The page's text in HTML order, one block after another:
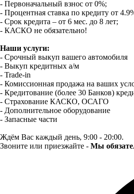
- Первоначальный взнос от 0%;
- Процентная ставка по кредиту от
- Срок кредита – от 6 мес. до 8 лет;
- КАСКО не обязательно!
Наши услуги:
- Срочный выкуп вашего автомобиля
- Выкуп кредитных а/м
- Trade-in
- Комиссионная продажа на ваших
- Кредитование (более 30 Банков)
- Страхование КАСКО, ОСАГО
- Дополнительное оборудование
- Запасные части
Ждём Вас каждый день, 9:00 - 20:00.
Звоните или приезжайте - Мы